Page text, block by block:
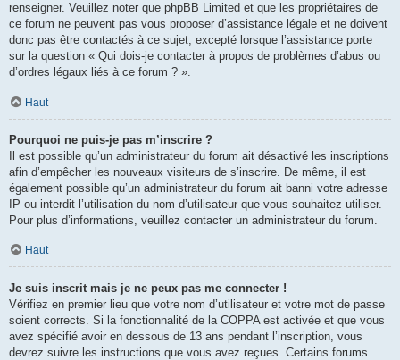
renseigner. Veuillez noter que phpBB Limited et que les propriétaires de
ce forum ne peuvent pas vous proposer d’assistance légale et ne doivent
donc pas être contactés à ce sujet, excepté lorsque l’assistance porte
sur la question « Qui dois-je contacter à propos de problèmes d’abus ou
d’ordres légaux liés à ce forum ? ».
Haut
Pourquoi ne puis-je pas m’inscrire ?
Il est possible qu’un administrateur du forum ait désactivé les inscriptions
afin d’empêcher les nouveaux visiteurs de s’inscrire. De même, il est
également possible qu’un administrateur du forum ait banni votre adresse
IP ou interdit l’utilisation du nom d’utilisateur que vous souhaitez utiliser.
Pour plus d’informations, veuillez contacter un administrateur du forum.
Haut
Je suis inscrit mais je ne peux pas me connecter !
Vérifiez en premier lieu que votre nom d’utilisateur et votre mot de passe
soient corrects. Si la fonctionnalité de la COPPA est activée et que vous
avez spécifié avoir en dessous de 13 ans pendant l’inscription, vous
devrez suivre les instructions que vous avez reçues. Certains forums